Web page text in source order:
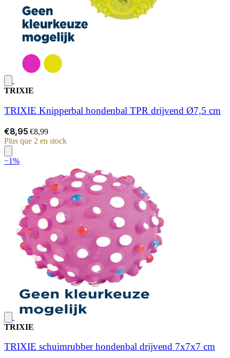
TRIXIE
TRIXIE Knipperbal hondenbal TPR drijvend Ø7,5 cm
€8,95 €8,99
Plus que 2 en stock
−1%
TRIXIE
TRIXIE schuimrubber hondenbal drijvend 7x7x7 cm